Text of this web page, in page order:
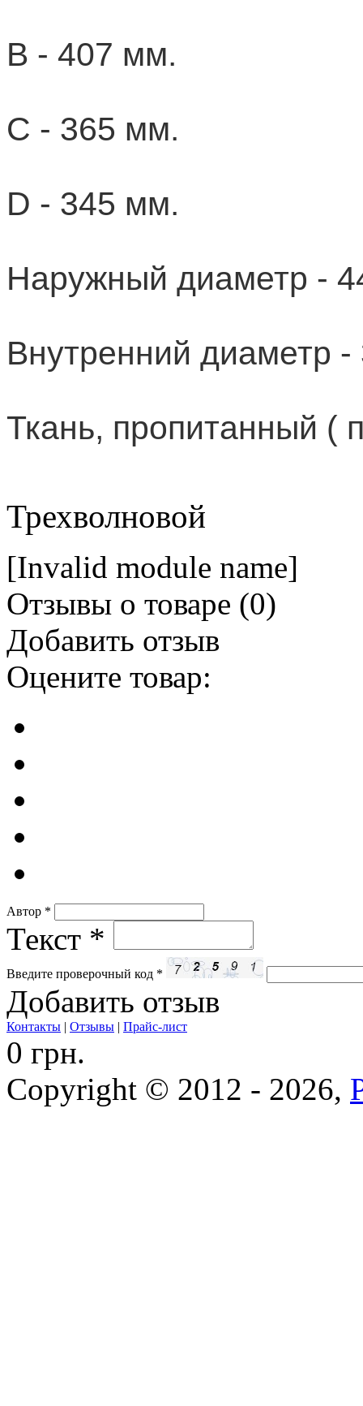
B - 407 мм.
C - 365 мм.
D - 345 мм.
Наружный диаметр -
Внутренний диаметр
Ткань, пропитанный (
Трехволновой
[Invalid module name]
Отзывы о товаре (0)
Добавить отзыв
Оцените товар:
Автор *
Текст *
Введите проверочный код *
Добавить отзыв
Контакты | Отзывы | Прайс-лист
0 грн.
Copyright © 2012 - 2026,